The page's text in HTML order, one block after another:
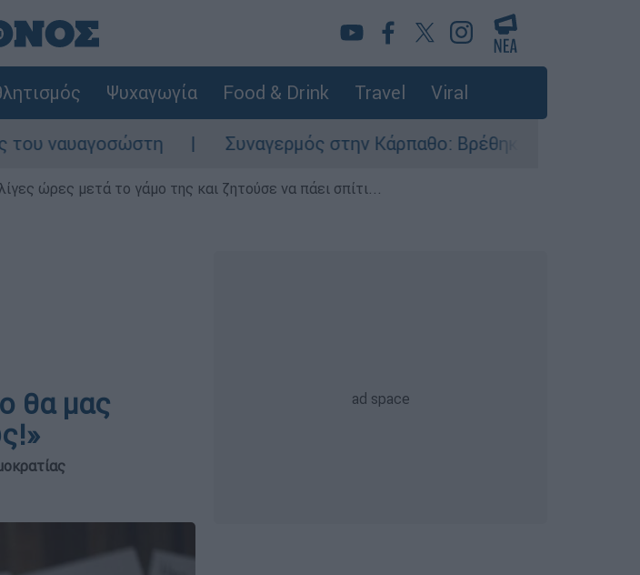
Ψυχαγωγία Food & Drink Travel Viral
Συναγερμός στην Κάρπαθο: Βρέθηκαν παλιά πυρομαχικά στο
ώρες μετά το γάμο της και ζητούσε να πάει σπίτι...
θα μας